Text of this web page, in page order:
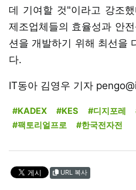
데 기여할 것"이라고 강조
제조업체들의 효율성과 안
션을 개발하기 위해 최선을
다.
IT동아 김영우 기자
#KADEX #KES #디지포레
#팩토리얼프로
#한국전자전
URL 복사